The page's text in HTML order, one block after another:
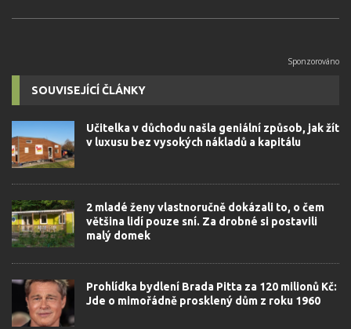
SOUVISEJÍCÍ ČLÁNKY
Učitelka v důchodu našla geniální způsob, jak žít
v luxusu bez vysokých nákladů a kapitálu
2 mladé ženy vlastnoručně dokázali to, o čem
většina lidí pouze sní. Za drobné si postavili
malý domek
Prohlídka bydlení Brada Pitta za 120 milionů Kč:
Jde o mimořádně prosklený dům z roku 1960